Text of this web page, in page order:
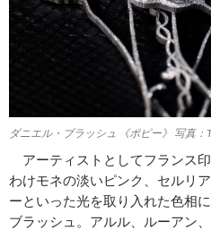
ダニエル・ブラッシュ 《ポピー》 写真：
アーティストとしてフランス
わけモネの淡いピンク、セルリ
ーといった光を取り入れた色相
ブラッシュ。アルル、ルーアン